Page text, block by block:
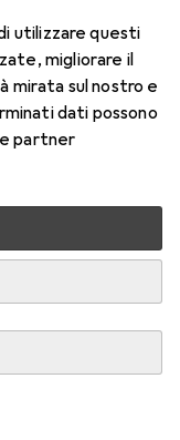
utilizzare questi
migliorare il
mirata sul nostro e
dati possono
partner